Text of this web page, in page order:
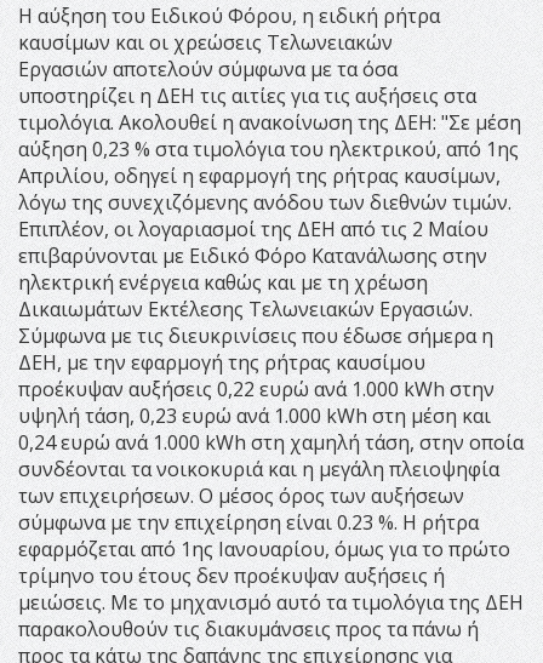
Η αύξηση του Ειδικού Φόρου, η ειδική ρήτρα
καυσίμων και οι χρεώσεις Τελωνειακών
Εργασιών αποτελούν σύμφωνα με τα όσα
υποστηρίζει η ΔΕΗ τις αιτίες για τις αυξήσεις στα
τιμολόγια. Ακολουθεί η ανακοίνωση της ΔΕΗ: "Σε μέση
αύξηση 0,23 % στα τιμολόγια του ηλεκτρικού, από 1ης
Απριλίου, οδηγεί η εφαρμογή της ρήτρας καυσίμων,
λόγω της συνεχιζόμενης ανόδου των διεθνών τιμών.
Επιπλέον, οι λογαριασμοί της ΔΕΗ από τις 2 Μαίου
επιβαρύνονται με Ειδικό Φόρο Κατανάλωσης στην
ηλεκτρική ενέργεια καθώς και με τη χρέωση
Δικαιωμάτων Εκτέλεσης Τελωνειακών Εργασιών.
Σύμφωνα με τις διευκρινίσεις που έδωσε σήμερα η
ΔΕΗ, με την εφαρμογή της ρήτρας καυσίμου
προέκυψαν αυξήσεις 0,22 ευρώ ανά 1.000 kWh στην
υψηλή τάση, 0,23 ευρώ ανά 1.000 kWh στη μέση και
0,24 ευρώ ανά 1.000 kWh στη χαμηλή τάση, στην οποία
συνδέονται τα νοικοκυριά και η μεγάλη πλειοψηφία
των επιχειρήσεων. Ο μέσος όρος των αυξήσεων
σύμφωνα με την επιχείρηση είναι 0.23 %. Η ρήτρα
εφαρμόζεται από 1ης Ιανουαρίου, όμως για το πρώτο
τρίμηνο του έτους δεν προέκυψαν αυξήσεις ή
μειώσεις. Με το μηχανισμό αυτό τα τιμολόγια της ΔΕΗ
παρακολουθούν τις διακυμάνσεις προς τα πάνω ή
προς τα κάτω της δαπάνης της επιχείρησης για